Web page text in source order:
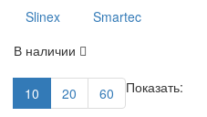
Slinex
Smartec
В наличии
Показать:
10 20 60